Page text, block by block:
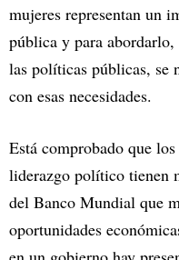
mujeres representan un
pública y para abordarlo,
las políticas públicas, se
con esas necesidades.
Está comprobado que
liderazgo político tienen
del Banco Mundial que
oportunidades